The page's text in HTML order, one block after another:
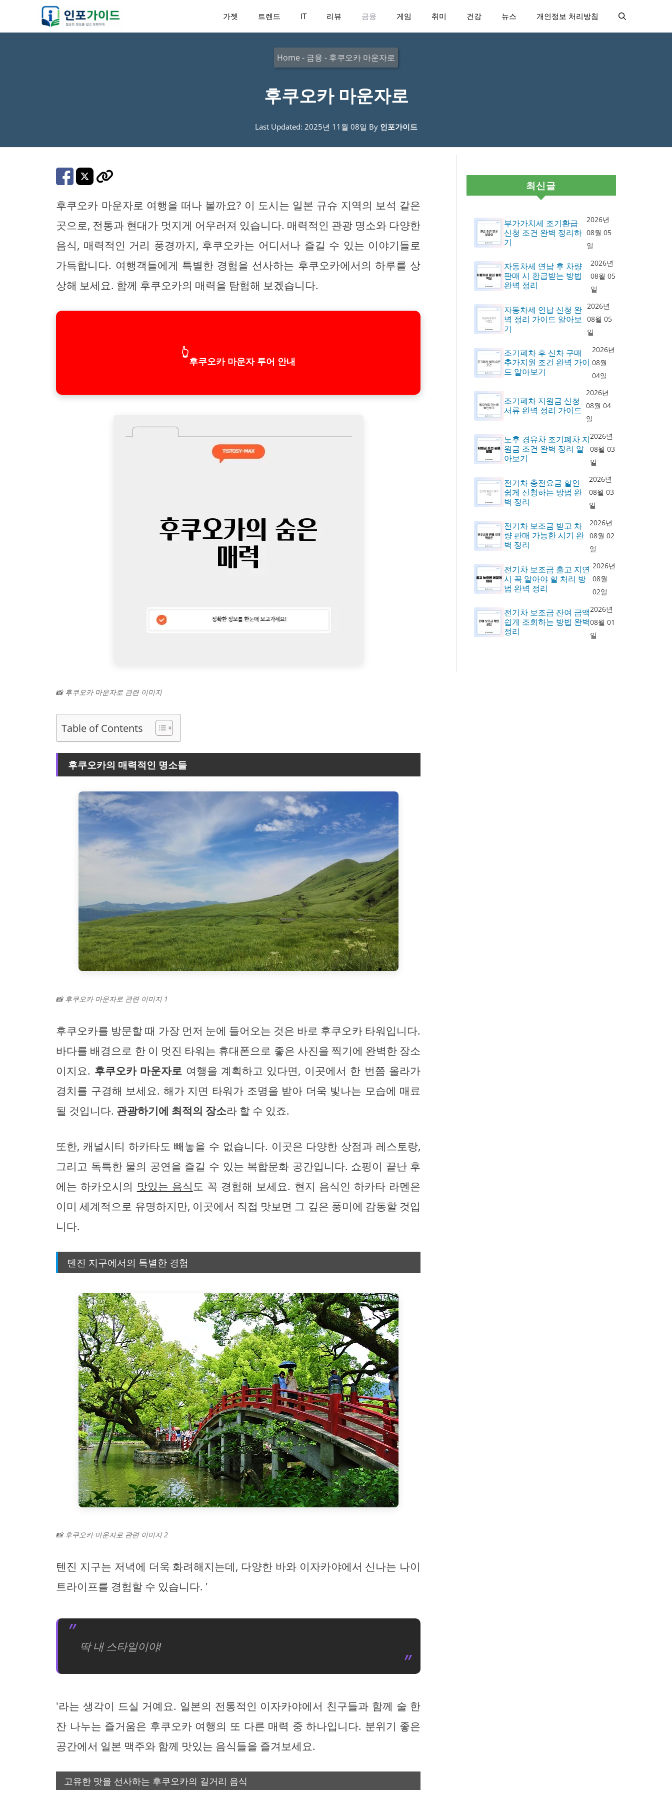
가젯 트렌드 IT 리뷰 금융 게임 취미 건강 뉴스 개인정보 처리방침
Home - 금융 - 후쿠오카 마운자로
후쿠오카 마운자로
Last Updated: 2025년 11월 08일 By 인포가이드
후쿠오카 마운자로 여행을 떠나 볼까요? 이 도시는 일본 규슈 지역의 보석 같은
곳으로, 전통과 현대가 멋지게 어우러져 있습니다. 매력적인 관광 명소와 다양한
음식, 매력적인 거리 풍경까지, 후쿠오카는 어디서나 즐길 수 있는 이야기들로
가득합니다. 여행객들에게 특별한 경험을 선사하는 후쿠오카에서의 하루를 상
상해 보세요. 함께 후쿠오카의 매력을 탐험해 보겠습니다.
👆
후쿠오카 마운자 투어 안내
📸 후쿠오카 마운자로 관련 이미지
Table of Contents
후쿠오카의 매력적인 명소들
📸 후쿠오카 마운자로 관련 이미지 1
후쿠오카를 방문할 때 가장 먼저 눈에 들어오는 것은 바로 후쿠오카 타워입니다.
바다를 배경으로 한 이 멋진 타워는 휴대폰으로 좋은 사진을 찍기에 완벽한 장소
이지요. 후쿠오카 마운자로 여행을 계획하고 있다면, 이곳에서 한 번쯤 올라가
경치를 구경해 보세요. 해가 지면 타워가 조명을 받아 더욱 빛나는 모습에 매료
될 것입니다. 관광하기에 최적의 장소라 할 수 있죠.
또한, 캐널시티 하카타도 빼놓을 수 없습니다. 이곳은 다양한 상점과 레스토랑,
그리고 독특한 물의 공연을 즐길 수 있는 복합문화 공간입니다. 쇼핑이 끝난 후
에는 하카오시의 맛있는 음식도 꼭 경험해 보세요. 현지 음식인 하카타 라멘은
이미 세계적으로 유명하지만, 이곳에서 직접 맛보면 그 깊은 풍미에 감동할 것입
니다.
텐진 지구에서의 특별한 경험
📸 후쿠오카 마운자로 관련 이미지 2
텐진 지구는 저녁에 더욱 화려해지는데, 다양한 바와 이자카야에서 신나는 나이
트라이프를 경험할 수 있습니다. '
딱 내 스타일이야!
'라는 생각이 드실 거예요. 일본의 전통적인 이자카야에서 친구들과 함께 술 한
잔 나누는 즐거움은 후쿠오카 여행의 또 다른 매력 중 하나입니다. 분위기 좋은
공간에서 일본 맥주와 함께 맛있는 음식들을 즐겨보세요.
고유한 맛을 선사하는 후쿠오카의 길거리 음식
최신글
부가가치세 조기환급
신청 조건 완벽 정리하
기
2026년
08월 05
일
자동차세 연납 후 차량
판매 시 환급받는 방법
완벽 정리
2026년
08월 05
일
자동차세 연납 신청 완
벽 정리 가이드 알아보
기
2026년
08월 05
일
조기폐차 후 신차 구매
추가지원 조건 완벽 가이
드 알아보기
2026년
08월
04일
조기폐차 지원금 신청
서류 완벽 정리 가이드
2026년
08월 04
일
노후 경유차 조기폐차 지
원금 조건 완벽 정리 알
아보기
2026년
08월 03
일
전기차 충전요금 할인
쉽게 신청하는 방법 완
벽 정리
2026년
08월 03
일
전기차 보조금 받고 차
량 판매 가능한 시기 완
벽 정리
2026년
08월 02
일
전기차 보조금 출고 지연
시 꼭 알아야 할 처리 방
법 완벽 정리
2026년
08월
02일
전기차 보조금 잔여 금액
쉽게 조회하는 방법 완벽
정리
2026년
08월 01
일